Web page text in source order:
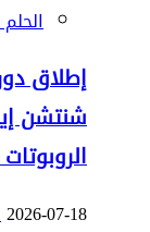
إطلاق
شنتشن
2026-07-18